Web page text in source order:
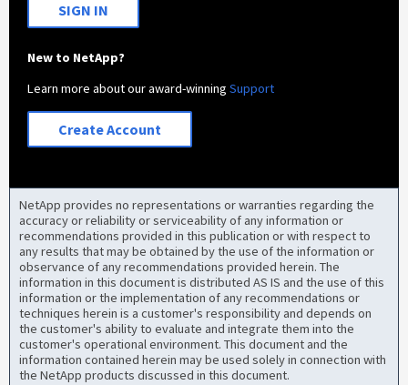
SIGN IN
New to NetApp?
Learn more about our award-winningSupport
Create Account
NetApp provides no representations or warranties regarding the
accuracy or reliability or serviceability of any information or
recommendations provided in this publication or with respect to
any results that may be obtained by the use of the information or
observance of any recommendations provided herein. The
information in this document is distributed AS IS and the use of this
information or the implementation of any recommendations or
techniques herein is a customer's responsibility and depends on
the customer's ability to evaluate and integrate them into the
customer's operational environment. This document and the
information contained herein may be used solely in connection with
the NetApp products discussed in this document.